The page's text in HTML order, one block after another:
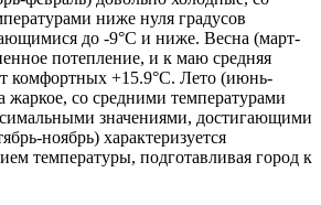
ниже нуля градусов
до -9°C и ниже. Весна (март-
потепление, и к маю средняя
комфортных +15.9°C. Лето (июнь-
жаркое, со средними температурами
значениями, достигающими
ноябрь) характеризуется
температуры, подготавливая город к